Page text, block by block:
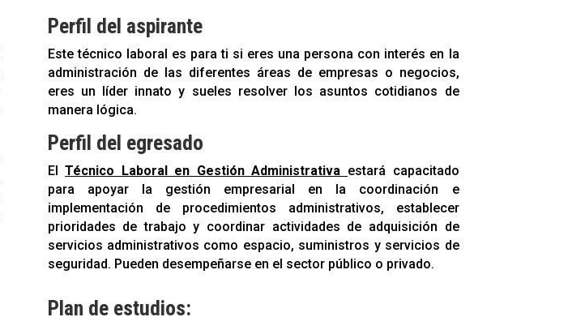
Perfil del aspirante
Este técnico laboral es para ti si eres una persona con interés en la
administración de las diferentes áreas de empresas o negocios,
eres un líder innato y sueles resolver los asuntos cotidianos de
manera lógica.
Perfil del egresado
ElTécnico Laboral en Gestión Administrativa estará capacitado
para apoyar la gestión empresarial en la coordinación e
implementación de procedimientos administrativos, establecer
prioridades de trabajo y coordinar actividades de adquisición de
servicios administrativos como espacio, suministros y servicios de
seguridad. Pueden desempeñarse en el sector público o privado.
Plan de estudios: